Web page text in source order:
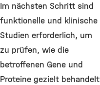
Im nächsten Schritt sind
funktionelle und klinische
Studien erforderlich, um
zu prüfen, wie die
betroffenen Gene und
Proteine gezielt behandelt